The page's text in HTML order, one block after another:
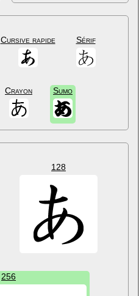
Cursive rapide Sérif
Crayon Sumo
128
256